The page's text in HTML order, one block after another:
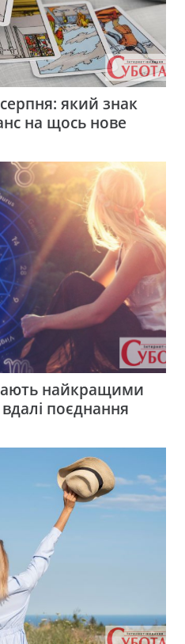
який знак
на щось нове
найкращими
поєднання